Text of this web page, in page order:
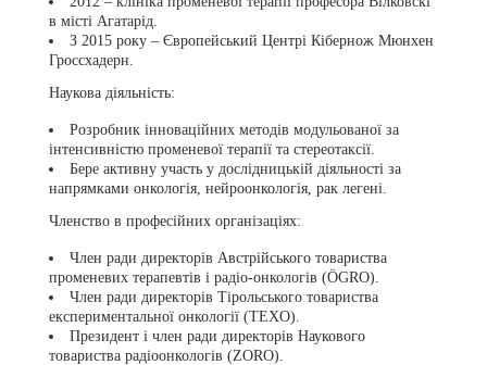
в місті Агатарід.
З 2015 року – Європейський Центрі Кібернож Мюнхен
Гроссхадерн.
Наукова діяльність:
Розробник інноваційних методів модульованої за
інтенсивністю променевої терапії та стереотаксії.
Бере активну участь у дослідницькій діяльності за
напрямками онкологія, нейроонкологія, рак легені.
Членство в професійних організаціях:
Член ради директорів Австрійського товариства
променевих терапевтів і радіо-онкологів (ÖGRO).
Член ради директорів Тірольського товариства
експериментальної онкології (TEXO).
Президент і член ради директорів Наукового
товариства радіоонкологів (ZORO).